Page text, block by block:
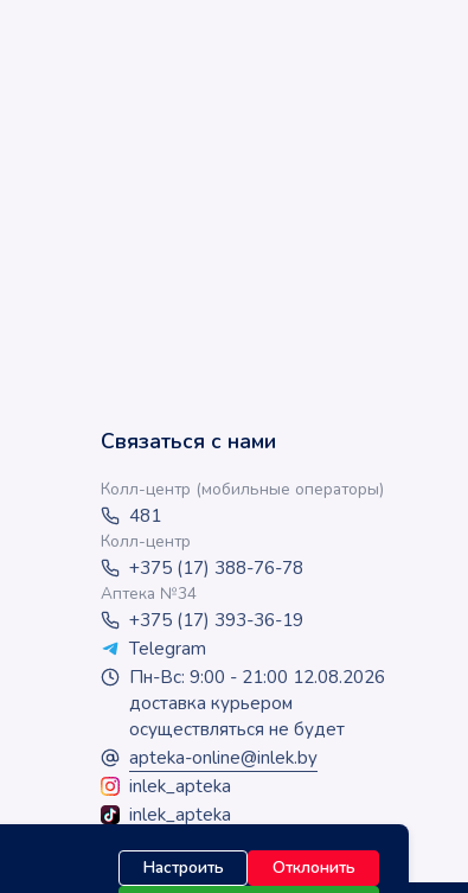
Настроить
Отклонить
Связаться с нами
Колл-центр (мобильные операторы)
481
Колл-центр
+375 (17) 388-76-78
Аптека №34
+375 (17) 393-36-19
Telegram
Пн-Вс: 9:00 - 21:00 12.08.2026
доставка курьером
осуществляться не будет
apteka-online@inlek.by
inlek_apteka
inlek_apteka